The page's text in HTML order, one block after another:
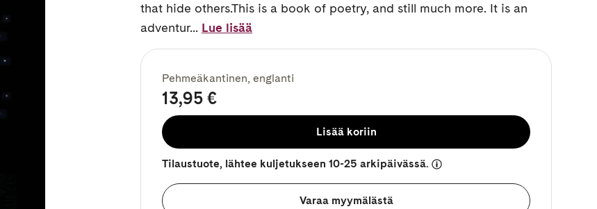
that hide others.This is a book of poetry, and still much more. It is an
adventur... Lue lisää
Pehmeäkantinen, englanti
13,95 €
Lisää koriin
Tilaustuote, lähtee kuljetukseen 10-25 arkipäivässä.
Varaa myymälästä